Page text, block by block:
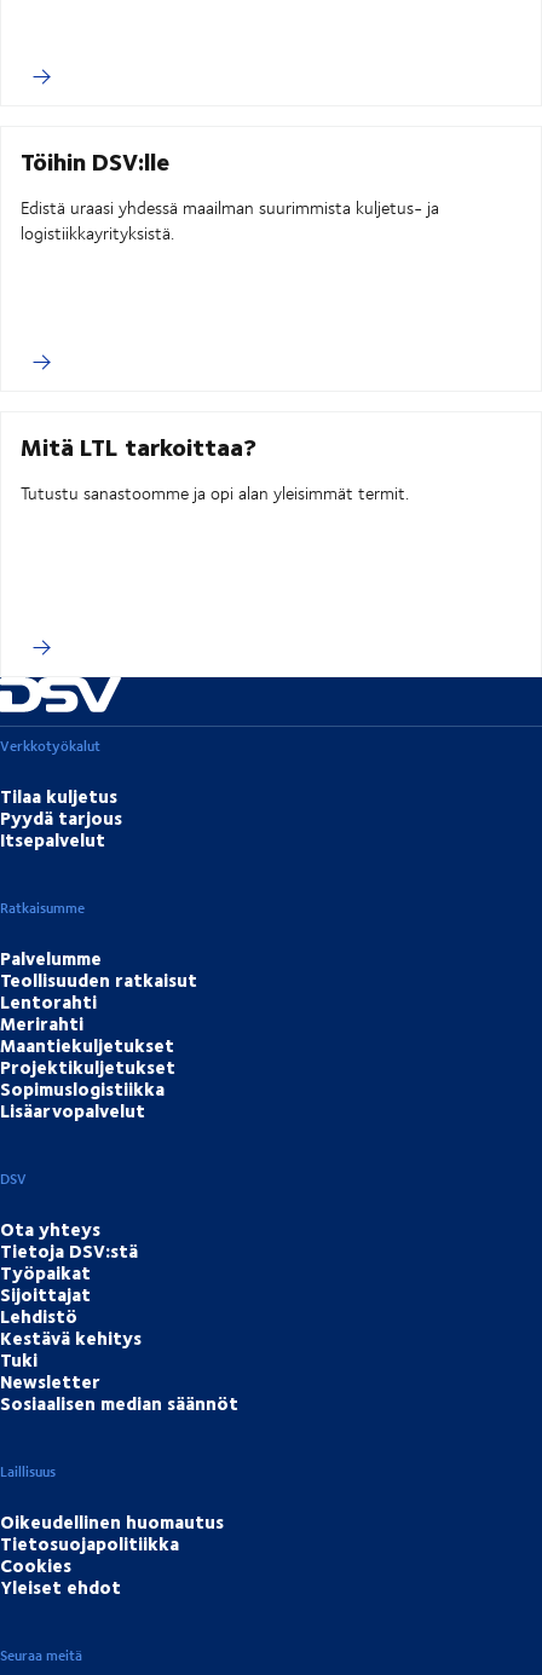
Töihin DSV:lle
Edistä uraasi yhdessä maailman suurimmista kuljetus- ja
logistiikkayrityksistä.
Mitä LTL tarkoittaa?
Tutustu sanastoomme ja opi alan yleisimmät termit.
Verkkotyökalut
Tilaa kuljetus
Pyydä tarjous
Itsepalvelut
Ratkaisumme
Palvelumme
Teollisuuden ratkaisut
Lentorahti
Merirahti
Maantiekuljetukset
Projektikuljetukset
Sopimuslogistiikka
Lisäarvopalvelut
DSV
Ota yhteys
Tietoja DSV:stä
Työpaikat
Sijoittajat
Lehdistö
Kestävä kehitys
Tuki
Newsletter
Sosiaalisen median säännöt
Laillisuus
Oikeudellinen huomautus
Tietosuojapolitiikka
Cookies
Yleiset ehdot
Seuraa meitä